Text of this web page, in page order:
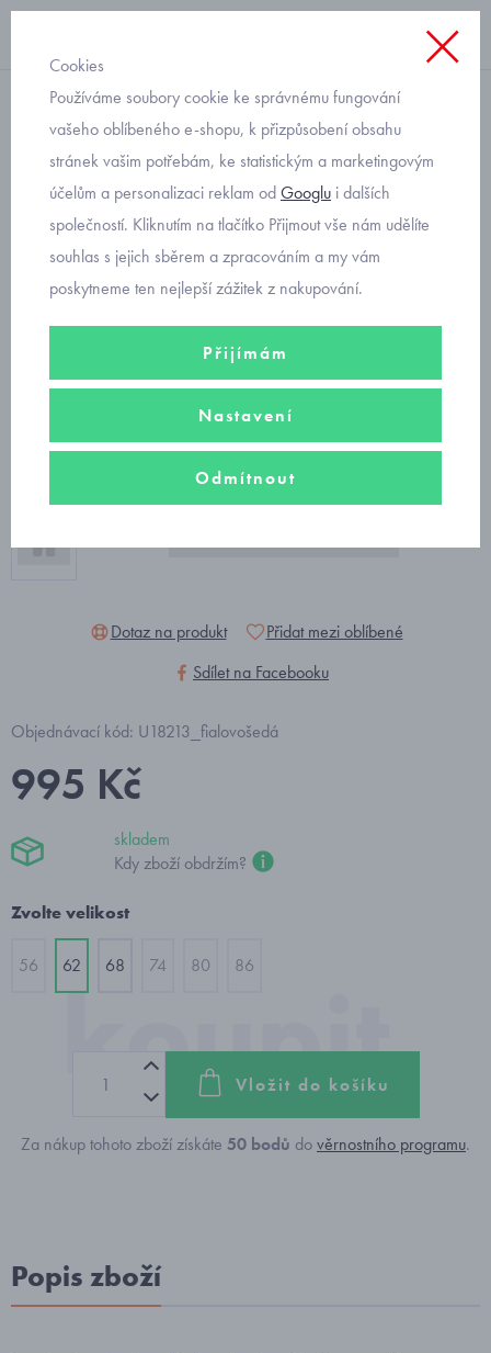
svetr
kojenecké oblečení pro
holčičky v kompletu
Mayoral 2756-15
Dotaz na produkt
Přidat mezi oblíbené
Sdílet na Facebooku
Objednávací kód: U18213_fialovošedá
995 Kč
skladem
Kdy zboží obdržím?
Zvolte velikost
56 62 68 74 80 86
Vložit do košíku
Za nákup tohoto zboží získáte 50 bodů dověrnostního programu.
Popis zboží
Cookies
Používáme soubory cookie ke správnému fungování
vašeho oblíbeného e-shopu, k přizpůsobení obsahu
stránek vašim potřebám, ke statistickým a marketingovým
účelům a personalizaci reklam odGooglu i dalších
společností. Kliknutím na tlačítko Přijmout vše nám udělíte
souhlas s jejich sběrem a zpracováním a my vám
poskytneme ten nejlepší zážitek z nakupování.
Přijímám
Nastavení
Odmítnout